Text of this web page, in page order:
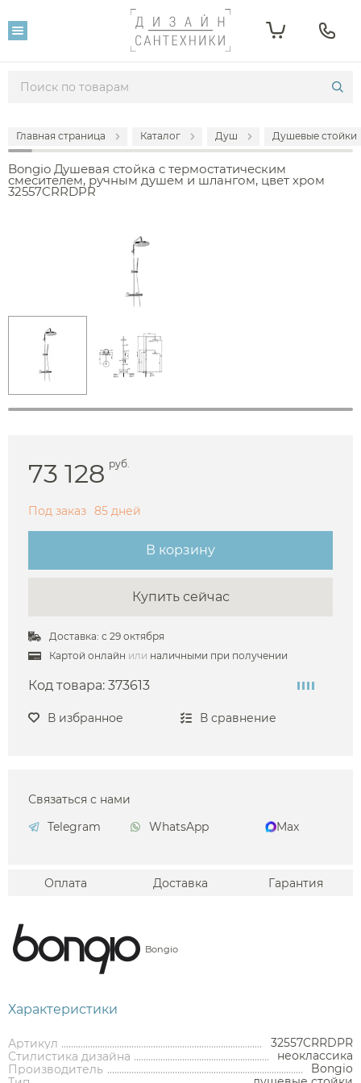
Главная страница Каталог Душ Душевые стойки
Bongio Душевая стойка с термостатическим
смесителем, ручным душем и шлангом, цвет хром
32557CRRDPR
73 128 руб.
Под заказ 85 дней
В корзину
Купить сейчас
Доставка: с 29 октября
Картой онлайн или наличными при получении
Код товара: 373613
В избранное В сравнение
Связаться с нами
Telegram
WhatsApp Max
Оплата Доставка Гарантия
Bongio
Характеристики
Артикул
32557CRRDPR
Стилистика дизайна
неоклассика
Производитель
Bongio